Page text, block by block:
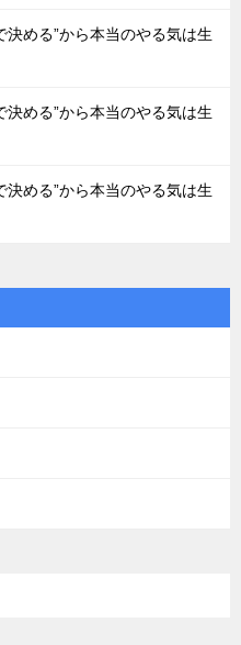
決める”から本当のやる気は生
決める”から本当のやる気は生
決める”から本当のやる気は生